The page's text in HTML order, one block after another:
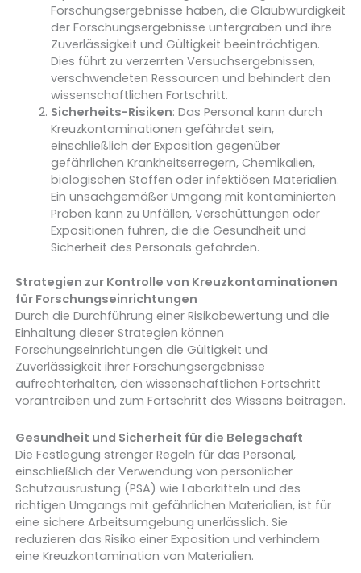
Forschungsergebnisse haben, die Glaubwürdigkeit
der Forschungsergebnisse untergraben und ihre
Zuverlässigkeit und Gültigkeit beeinträchtigen.
Dies führt zu verzerrten Versuchsergebnissen,
verschwendeten Ressourcen und behindert den
wissenschaftlichen Fortschritt.
Sicherheits-Risiken: Das Personal kann durch
Kreuzkontaminationen gefährdet sein,
einschließlich der Exposition gegenüber
gefährlichen Krankheitserregern, Chemikalien,
biologischen Stoffen oder infektiösen Materialien.
Ein unsachgemäßer Umgang mit kontaminierten
Proben kann zu Unfällen, Verschüttungen oder
Expositionen führen, die die Gesundheit und
Sicherheit des Personals gefährden.
Strategien zur Kontrolle von Kreuzkontaminationen
für Forschungseinrichtungen
Durch die Durchführung einer Risikobewertung und die
Einhaltung dieser Strategien können
Forschungseinrichtungen die Gültigkeit und
Zuverlässigkeit ihrer Forschungsergebnisse
aufrechterhalten, den wissenschaftlichen Fortschritt
vorantreiben und zum Fortschritt des Wissens beitragen.
Gesundheit und Sicherheit für die Belegschaft
Die Festlegung strenger Regeln für das Personal,
einschließlich der Verwendung von persönlicher
Schutzausrüstung (PSA) wie Laborkitteln und des
richtigen Umgangs mit gefährlichen Materialien, ist für
eine sichere Arbeitsumgebung unerlässlich. Sie
reduzieren das Risiko einer Exposition und verhindern
eine Kreuzkontamination von Materialien.